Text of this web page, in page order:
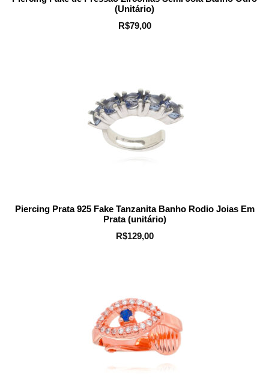
(Unitário)
R$79,00
Piercing Prata 925 Fake Tanzanita Banho Rodio Joias Em
Prata (unitário)
R$129,00